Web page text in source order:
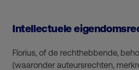
Intellectuele
Florius, of de rechthebbende,
(waaronder auteursrechten,